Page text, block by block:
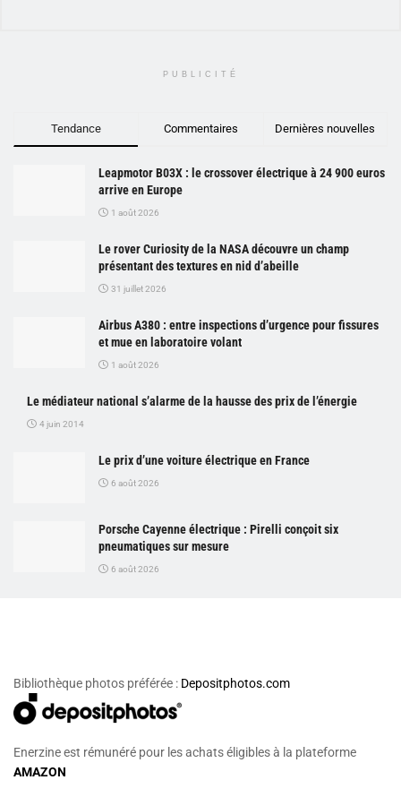
PUBLICITÉ
Tendance Commentaires Dernières nouvelles
Leapmotor B03X : le crossover électrique à 24 900 euros
arrive en Europe
1 août 2026
Le rover Curiosity de la NASA découvre un champ
présentant des textures en nid d’abeille
31 juillet 2026
Airbus A380 : entre inspections d’urgence pour fissures
et mue en laboratoire volant
1 août 2026
Le médiateur national s’alarme de la hausse des prix de l’énergie
4 juin 2014
Le prix d’une voiture électrique en France
6 août 2026
Porsche Cayenne électrique : Pirelli conçoit six
pneumatiques sur mesure
6 août 2026
Bibliothèque photos préférée : Depositphotos.com
Enerzine est rémunéré pour les achats éligibles à la plateforme
AMAZON